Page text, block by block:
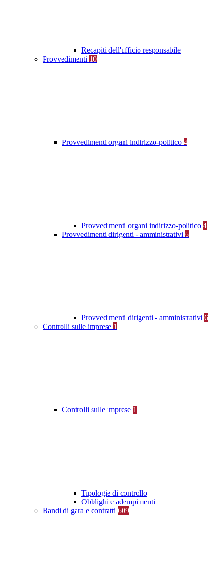
Recapiti dell'ufficio responsabile
Provvedimenti 10
Provvedimenti organi indirizzo-politico 4
Provvedimenti organi indirizzo-politico 4
Provvedimenti dirigenti - amministrativi 6
Provvedimenti dirigenti - amministrativi 6
Controlli sulle imprese 1
Controlli sulle imprese 1
Tipologie di controllo
Obblighi e adempimenti
Bandi di gara e contratti 609